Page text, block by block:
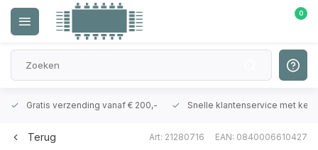
0
Gratis verzending vanaf € 200,- Snelle klantenservice met
Terug Art: 21280716 EAN: 0840006610427